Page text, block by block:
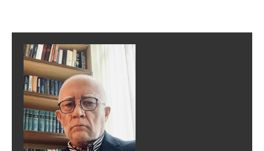
Post navigation